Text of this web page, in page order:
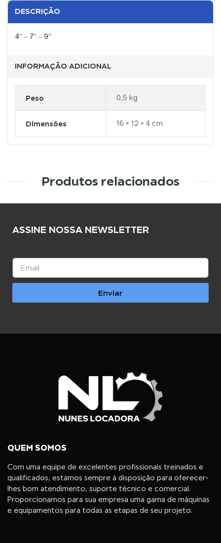
DESCRIÇÃO
4″ – 7″ – 9″
INFORMAÇÃO ADICIONAL
Peso 0,5 kg
Dimensões 16 × 12 × 4 cm
Produtos relacionados
ASSINE NOSSA NEWSLETTER
Enviar
QUEM SOMOS
Com uma equipe de excelentes profissionais treinados e
qualificados, estamos sempre à disposição para oferecer-
lhes bom atendimento, suporte técnico e comercial.
Proporcionamos para sua empresa uma gama de máquinas
e equipamentos para todas as etapas de seu projeto.